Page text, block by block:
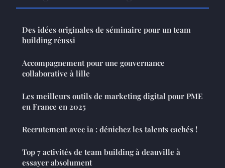
Des idées originales de séminaire pour un team
building réussi
Accompagnement pour une gouvernance
collaborative à lille
Les meilleurs outils de marketing digital pour PME
en France en 2025
Recrutement avec ia : dénichez les talents cachés !
Top 7 activités de team building à deauville à
essayer absolument